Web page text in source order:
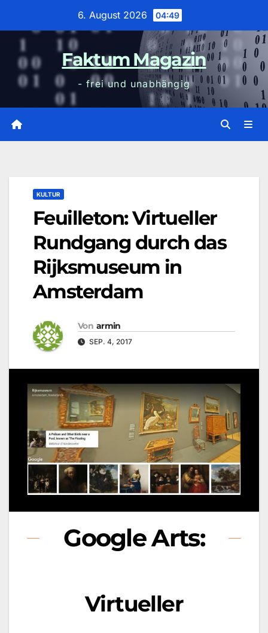
6. August 2026 04:49
Faktum Magazin
- frei und unabhängig
KULTUR
Feuilleton: Virtueller
Rundgang durch das
Rijksmuseum in
Amsterdam
Von armin
SEP. 4, 2017
Google Arts:
Virtueller